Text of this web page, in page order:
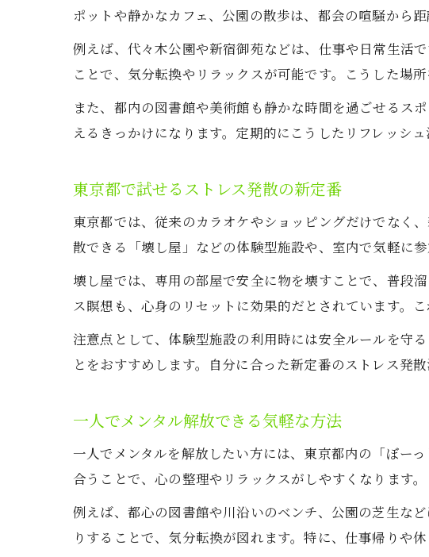
スト
静か
ポットや静かなカフェ、公園の散歩は、都会の喧騒から
例えば、代々木公園や新宿御苑などは、仕事や日常生活
ことで、気分転換やリラックスが可能です。こうした場
また、都内の図書館や美術館も静かな時間を過ごせるス
えるきっかけになります。定期的にこうしたリフレッシ
東京都で試せるストレス発散の新定番
東京都では、従来のカラオケやショッピングだけでなく
散できる「壊し屋」などの体験型施設や、室内で気軽に
壊し屋では、専用の部屋で安全に物を壊すことで、普段
ス瞑想も、心身のリセットに効果的だとされています。
注意点として、体験型施設の利用時には安全ルールを守
とをおすすめします。自分に合った新定番のストレス発
一人でメンタル解放できる気軽な方法
一人でメンタルを解放したい方には、東京都内の「ぼー
合うことで、心の整理やリラックスがしやすくなります。
例えば、都心の図書館や川沿いのベンチ、公園の芝生な
りすることで、気分転換が図れます。特に、仕事帰りや